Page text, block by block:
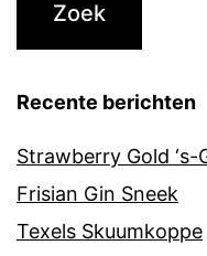
Recente berichten
Strawberry Gold ‘s-
Frisian Gin Sneek
Texels Skuumkoppe